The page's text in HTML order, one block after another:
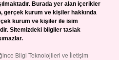
Burada yer alan içerikler
gerçek kurum ve kişiler hakkında
kurum ve kişiler ile isim
Sitemizdeki bilgiler taslak
Bilgi Teknolojileri ve İletişim